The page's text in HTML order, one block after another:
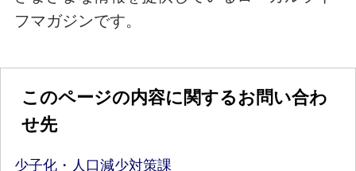
フマガジンです。
このページの内容に関するお問い合わ
せ先
少子化・人口減少対策課